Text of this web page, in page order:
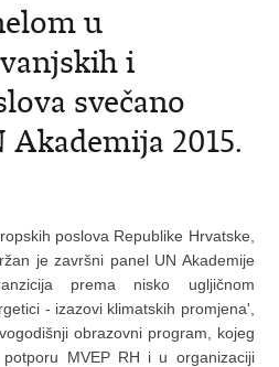
u
i
svečano
2015.
poslova Republike Hrvatske,
je završni panel UN Akademije
prema nisko ugljičnom
- izazovi klimatskih promjena',
obrazovni program, kojeg
MVEP RH i u organizaciji